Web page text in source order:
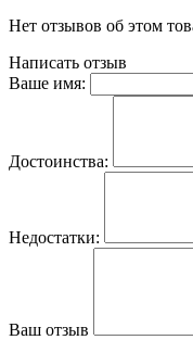
Нет отзывов об этом
Написать отзыв
Ваше имя:
Достоинства:
Недостатки:
Ваш отзыв